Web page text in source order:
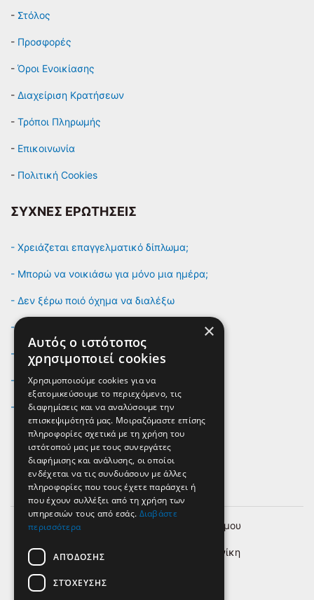
- Στόλος
- Προσφορές
- Όροι Ενοικίασης
- Διαχείριση Κρατήσεων
- Τρόποι Πληρωμής
- Επικοινωνία
- Πολιτική Cookies
ΣΥΧΝΕΣ ΕΡΩΤΗΣΕΙΣ
- Χρειάζεται επαγγελματικό δίπλωμα;
- Μπορώ να νοικιάσω για μόνο μια ημέρα;
- Δεν ξέρω ποιό όχημα να διαλέξω
- Τι ισχύει για την ασφάλιση του οχήματος;
- Ποιό όχημα ταιριάζει στο επάγγελμα μου;
- Δεν βρίσκω το όχημα που θέλω
- Παρέχετε και service για κάθε όχημα;
κιν.6980 290 990
Μαιάνδρου άνωθεν περιφ. Ευόσμου
Κόμβος Ν. Εγνατίας - Θεσσαλονίκη
info@thessalonikivanrental.gr
×
Αυτός ο ιστότοπος
χρησιμοποιεί cookies
Χρησιμοποιούμε cookies για να
εξατομικεύσουμε το περιεχόμενο, τις
διαφημίσεις και να αναλύσουμε την
επισκεψιμότητά μας. Μοιραζόμαστε επίσης
πληροφορίες σχετικά με τη χρήση του
ιστότοπού μας με τους συνεργάτες
διαφήμισης και ανάλυσης, οι οποίοι
ενδέχεται να τις συνδυάσουν με άλλες
πληροφορίες που τους έχετε παράσχει ή
που έχουν συλλέξει από τη χρήση των
υπηρεσιών τους από εσάς. Διαβάστε
περισσότερα
ΑΠΌΔΟΣΗΣ
ΣΤΌΧΕΥΣΗΣ